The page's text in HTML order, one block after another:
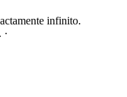
infinito.